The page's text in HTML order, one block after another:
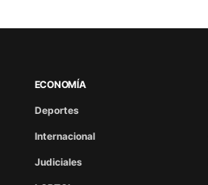
ECONOMÍA
Deportes
Internacional
Judiciales